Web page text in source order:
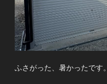
ふさがった、暑かったです。